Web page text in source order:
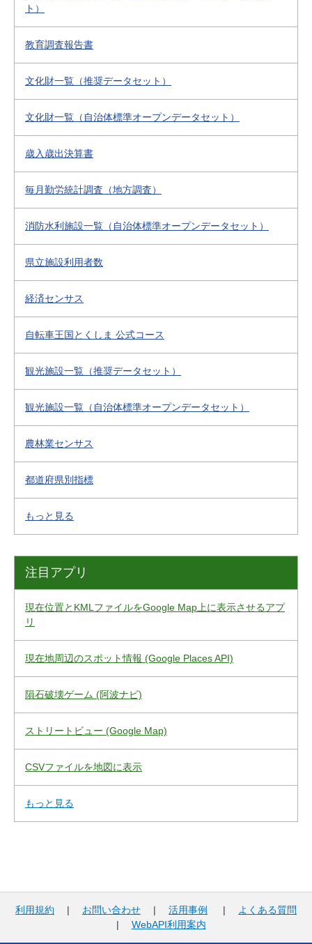
ト）
教育調査報告書
文化財一覧（推奨データセット）
文化財一覧（自治体標準オープンデータセット）
歳入歳出決算書
毎月勤労統計調査（地方調査）
消防水利施設一覧（自治体標準オープンデータセット）
県立施設利用者数
経済センサス
自転車王国とくしま 公式コース
観光施設一覧（推奨データセット）
観光施設一覧（自治体標準オープンデータセット）
農林業センサス
都道府県別指標
もっと見る
注目アプリ
現在位置とKMLファイルをGoogle Map上に表示させるアプ
リ
現在地周辺のスポット情報 (Google Places API)
隕石破壊ゲーム (阿波ナビ)
ストリートビュー (Google Map)
CSVファイルを地図に表示
もっと見る
利用規約 | お問い合わせ | 活用事例 |
よくある質問
| WebAPI利用案内